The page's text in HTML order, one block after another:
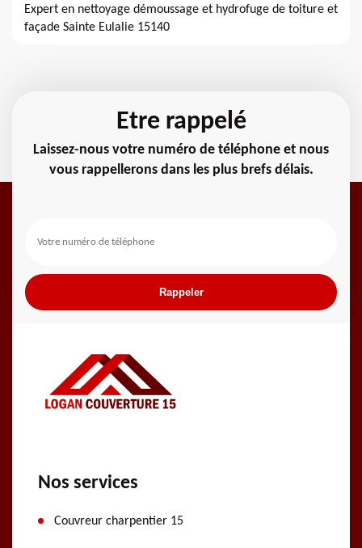
Expert en nettoyage démoussage et hydrofuge de toiture et
façade Sainte Eulalie 15140
Etre rappelé
Laissez-nous votre numéro de téléphone et nous
vous rappellerons dans les plus brefs délais.
Nos services
Couvreur charpentier 15